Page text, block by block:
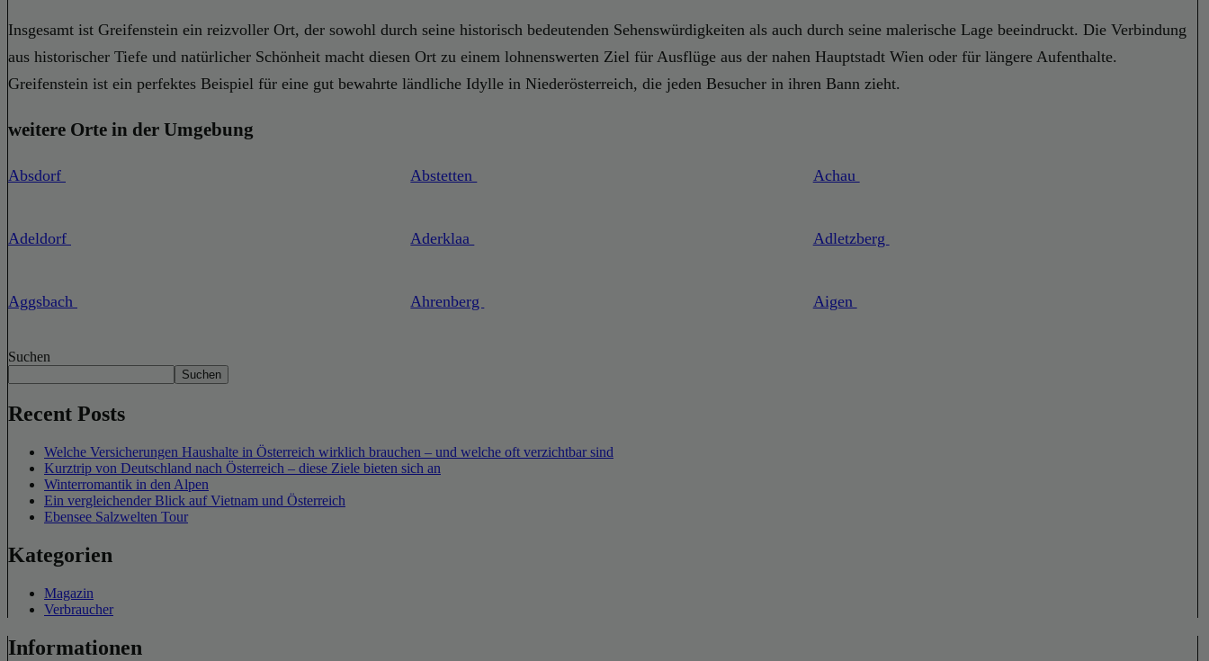
Insgesamt ist Greifenstein ein reizvoller Ort, der sowohl durch seine historisch bedeutenden Sehenswürdigkeiten als auch durch seine malerische Lage beeindruckt. Die Verbindung
aus historischer Tiefe und natürlicher Schönheit macht diesen Ort zu einem lohnenswerten Ziel für Ausflüge aus der nahen Hauptstadt Wien oder für längere Aufenthalte.
Greifenstein ist ein perfektes Beispiel für eine gut bewahrte ländliche Idylle in Niederösterreich, die jeden Besucher in ihren Bann zieht.
weitere Orte in der Umgebung
Absdorf Abstetten Achau
Adeldorf Aderklaa Adletzberg
Aggsbach Ahrenberg Aigen
Suchen
Suchen
Recent Posts
Welche Versicherungen Haushalte in Österreich wirklich brauchen – und welche oft verzichtbar sind
Kurztrip von Deutschland nach Österreich – diese Ziele bieten sich an
Winterromantik in den Alpen
Ein vergleichender Blick auf Vietnam und Österreich
Ebensee Salzwelten Tour
Kategorien
Magazin
Verbraucher
Informationen